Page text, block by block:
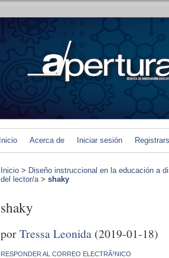
Inicio Acerca de Iniciar sesión
Inicio > Diseño instruccional en la educación a
del lector/a> shaky
shaky
porTressa Leonida (2019-01-18)
RESPONDER AL CORREO ELECTRÃ³NICO